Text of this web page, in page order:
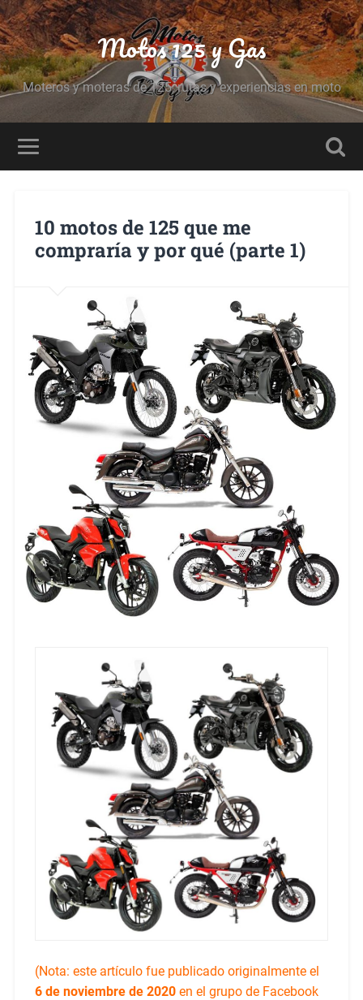
Motos 125 y Gas
Moteros y moteras de 125, rutas y experiencias en moto
10 motos de 125 que me
compraría y por qué (parte 1)
(Nota: este artículo fue publicado originalmente el
6 de noviembre de 2020en el grupo de Facebook